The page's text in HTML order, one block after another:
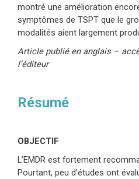
montré une amélioration
symptômes de TSPT que le
modalités aient largement
Article publié en anglais –
l’éditeur
Résumé
OBJECTIF
L’EMDR est fortement
Pourtant, peu d’études ont